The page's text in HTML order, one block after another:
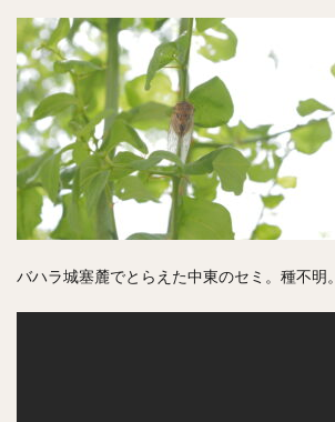
バハラ城塞麓でとらえた中東のセミ。種不明。